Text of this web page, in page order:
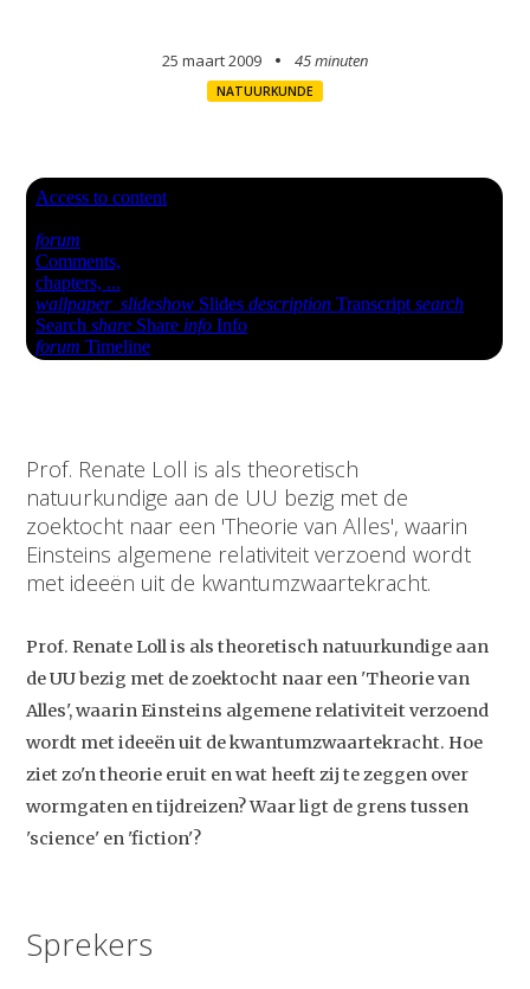
25 maart 2009 45 minuten
NATUURKUNDE
Prof. Renate Loll is als theoretisch
natuurkundige aan de UU bezig met de
zoektocht naar een 'Theorie van Alles', waarin
Einsteins algemene relativiteit verzoend wordt
met ideeën uit de kwantumzwaartekracht.
Prof. Renate Loll is als theoretisch natuurkundige aan
de UU bezig met de zoektocht naar een 'Theorie van
Alles', waarin Einsteins algemene relativiteit verzoend
wordt met ideeën uit de kwantumzwaartekracht. Hoe
ziet zo'n theorie eruit en wat heeft zij te zeggen over
wormgaten en tijdreizen? Waar ligt de grens tussen
'science' en 'fiction'?
Sprekers